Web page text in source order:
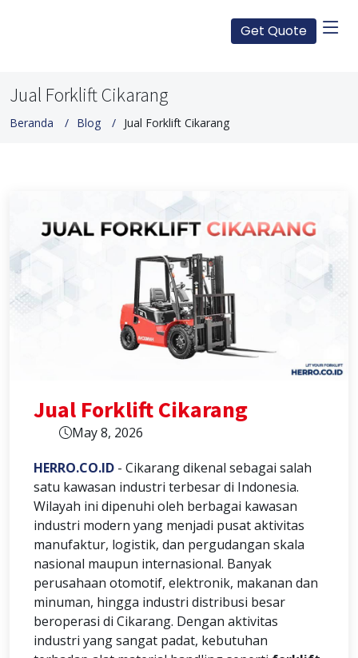
Get Quote
Jual Forklift Cikarang
Beranda Blog Jual Forklift Cikarang
Jual Forklift Cikarang
May 8, 2026
HERRO.CO.ID - Cikarangdikenal sebagai salah
satu kawasan industri terbesar di Indonesia.
Wilayah ini dipenuhi oleh berbagai kawasan
industri modern yang menjadi pusat aktivitas
manufaktur, logistik, dan pergudangan skala
nasional maupun internasional. Banyak
perusahaan otomotif, elektronik, makanan dan
minuman, hingga industri distribusi besar
beroperasi di Cikarang. Dengan aktivitas
industri yang sangat padat, kebutuhan